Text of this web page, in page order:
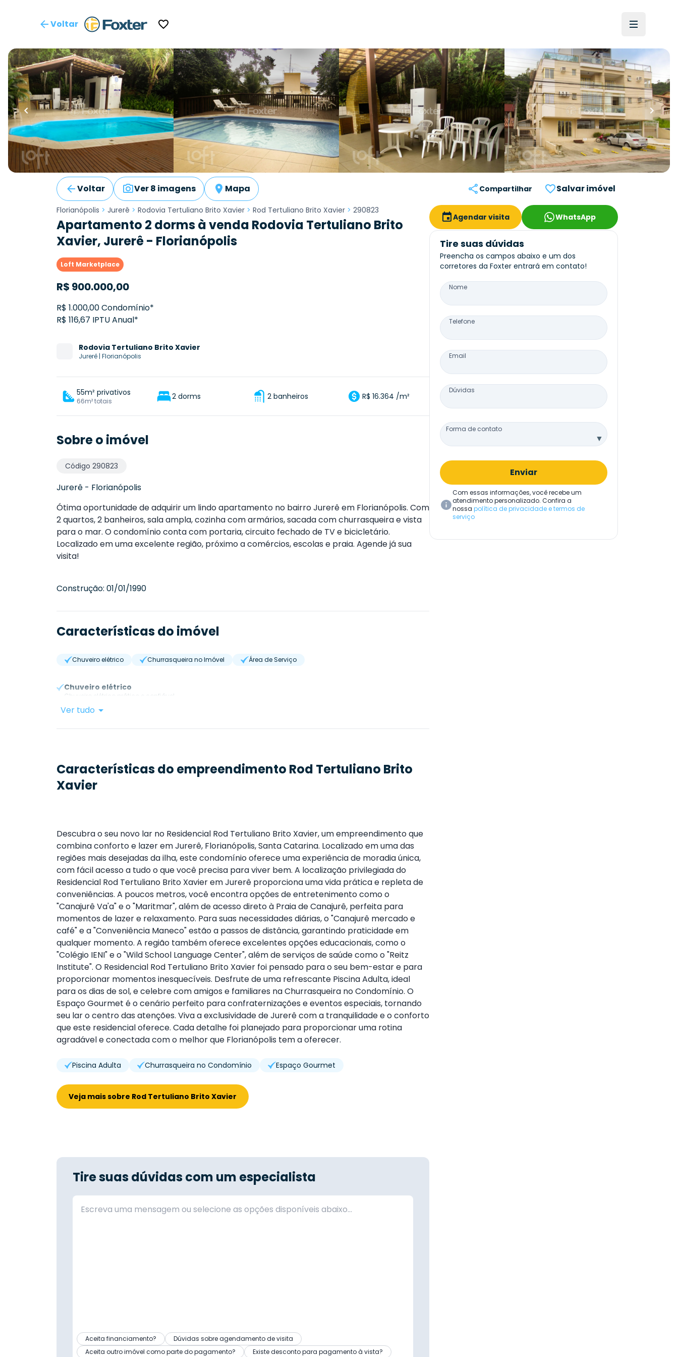
Voltar
Voltar Ver 8 imagens Mapa Compartilhar Salvar imóvel
Florianópolis > Jurerê > Rodovia Tertuliano Brito Xavier > Rod Tertuliano Brito Xavier > 290823
Apartamento 2 dorms à venda Rodovia Tertuliano Brito
Xavier, Jurerê - Florianópolis
Loft Marketplace
R$ 900.000,00
R$ 1.000,00 Condomínio*
R$ 116,67 IPTU Anual*
Rodovia Tertuliano Brito Xavier
Jurerê | Florianópolis
55m² privativos
66m² totais 2 dorms 2 banheiros R$ 16.364 /m²
Sobre o imóvel
Código 290823
Jurerê - Florianópolis
Ótima oportunidade de adquirir um lindo apartamento no bairro Jurerê em Florianópolis. Com
2 quartos, 2 banheiros, sala ampla, cozinha com armários, sacada com churrasqueira e vista
para o mar. O condomínio conta com portaria, circuito fechado de TV e bicicletário.
Localizado em uma excelente região, próximo a comércios, escolas e praia. Agende já sua
visita!
Construção: 01/01/1990
Características do imóvel
Chuveiro elétrico Churrasqueira no Imóvel Área de Serviço
Chuveiro elétrico
Chuveiro elétrico prático e confiável.
Ver tudo
Características do empreendimento Rod Tertuliano Brito
Xavier
Descubra o seu novo lar no Residencial Rod Tertuliano Brito Xavier, um empreendimento que
combina conforto e lazer em Jurerê, Florianópolis, Santa Catarina. Localizado em uma das
regiões mais desejadas da ilha, este condomínio oferece uma experiência de moradia única,
com fácil acesso a tudo o que você precisa para viver bem. A localização privilegiada do
Residencial Rod Tertuliano Brito Xavier em Jurerê proporciona uma vida prática e repleta de
conveniências. A poucos metros, você encontra opções de entretenimento como o
"Canajurê Va'a" e o "Maritmar", além de acesso direto à Praia de Canajurê, perfeita para
momentos de lazer e relaxamento. Para suas necessidades diárias, o "Canajurê mercado e
café" e a "Conveniência Maneco" estão a passos de distância, garantindo praticidade em
qualquer momento. A região também oferece excelentes opções educacionais, como o
"Colégio IENI" e o "Wild School Language Center", além de serviços de saúde como o "Reitz
Institute". O Residencial Rod Tertuliano Brito Xavier foi pensado para o seu bem-estar e para
proporcionar momentos inesquecíveis. Desfrute de uma refrescante Piscina Adulta, ideal
para os dias de sol, e celebre com amigos e familiares na Churrasqueira no Condomínio. O
Espaço Gourmet é o cenário perfeito para confraternizações e eventos especiais, tornando
seu lar o centro das atenções. Viva a exclusividade de Jurerê com a tranquilidade e o conforto
que este residencial oferece. Cada detalhe foi planejado para proporcionar uma rotina
agradável e conectada com o melhor que Florianópolis tem a oferecer.
Piscina Adulta Churrasqueira no Condomínio Espaço Gourmet
Veja mais sobre Rod Tertuliano Brito Xavier
Tire suas dúvidas com um especialista
Aceita financiamento?
Dúvidas sobre agendamento de visita
Aceita outro imóvel como parte do pagamento?
Existe desconto para pagamento à vista?
Agendar visita WhatsApp
Tire suas dúvidas
Preencha os campos abaixo e um dos
corretores da Foxter entrará em contato!
Nome
Telefone
Email
Dúvidas
Forma de contato
▼
Enviar
Com essas informações, você recebe um
atendimento personalizado. Confira a
nossa política de privacidade e termos de
serviço